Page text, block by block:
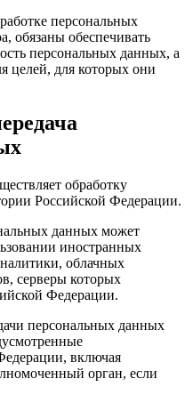
персональных
обязаны обеспечивать
персональных данных, а
целей, для которых они
обработку
Российской Федерации.
данных может
иностранных
облачных
серверы которых
Федерации.
персональных данных
включая
орган, если